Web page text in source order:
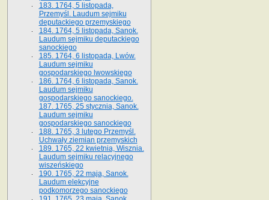
183. 1764, 5 listopada,
Przemyśl. Laudum sejmiku
deputackiego przemyskiego
184. 1764, 5 listopada, Sanok.
Laudum sejmiku deputackiego
sanockiego
185. 1764, 6 listopada, Lwów.
Laudum sejmiku
gospodarskiego lwowskiego
186. 1764, 6 listopada, Sanok.
Laudum sejmiku
gospodarskiego sanockiego.
187. 1765, 25 stycznia, Sanok.
Laudum sejmiku
gospodarskiego sanockiego
188. 1765, 3 lutego Przemyśl.
Uchwały ziemian przemyskich
189. 1765, 22 kwietnia, Wisznia.
Laudum sejmiku relacyjnego
wiszeńskiego
190. 1765, 22 maja, Sanok.
Laudum elekcyjne
podkomorzego sanockiego